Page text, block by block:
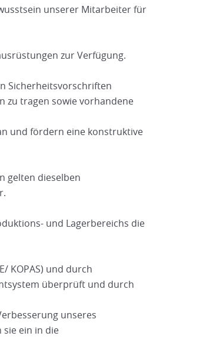
unserer Mitarbeiter für
zur Verfügung.
Sicherheitsvorschriften
zu tragen sowie vorhandene
und fördern eine konstruktive
gelten dieselben
und Lagerbereichs die
KOPAS) und durch
überprüft und durch
unseres
ein in die